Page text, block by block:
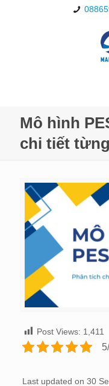
Mô hình
chi tiết
Post Views: 1,411
Last updated on 30